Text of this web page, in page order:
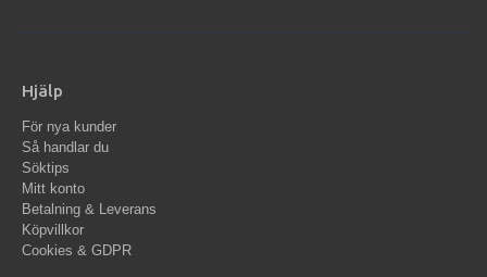
Hjälp
För nya kunder
Så handlar du
Söktips
Mitt konto
Betalning & Leverans
Köpvillkor
Cookies & GDPR